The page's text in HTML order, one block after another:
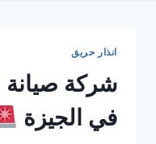
انذار حريق
في الجيزة